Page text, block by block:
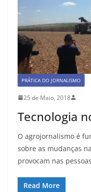
PRÁTICA DO JORNALISMO
25 de Maio, 2018
Tecnologia
O agrojornalismo é
sobre as mudanças
provocam nas pessoas
Read More